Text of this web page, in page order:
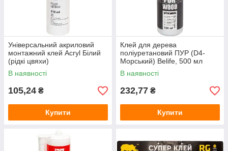
Універсальний акриловий
монтажний клей Acryl Білий
(рідкі цвяхи)
В наявності
105,24 ₴
Купити
Клей для дерева
поліуретановий ПУР (D4-
Морський) Belife, 500 мл
В наявності
232,77 ₴
Купити